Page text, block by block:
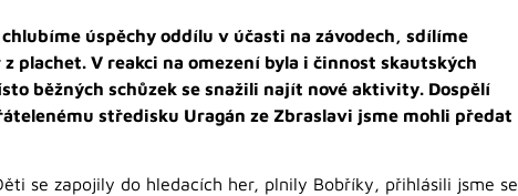
úspěchy oddílu v účasti na závodech, sdílíme
V reakci na omezení byla i činnost skautských
běžných schůzek se snažili najít nové aktivity. Dospělí
středisku Uragán ze Zbraslavi jsme mohli předat
se zapojily do hledacích her, plnily Bobříky, přihlásili jsme se